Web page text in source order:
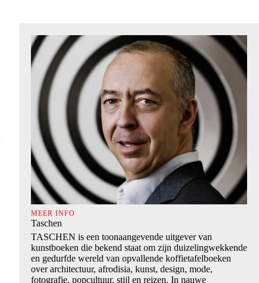
MEER INFO
Taschen
TASCHEN is een toonaangevende uitgever van
kunstboeken die bekend staat om zijn duizelingwekkende
en gedurfde wereld van opvallende koffietafelboeken
over architectuur, afrodisia, kunst, design, mode,
fotografie, popcultuur, stijl en reizen. In nauwe